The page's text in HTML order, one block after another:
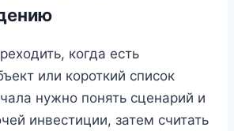
когда есть
или короткий список
нужно понять сценарий и
инвестиции, затем считать